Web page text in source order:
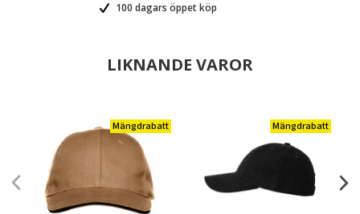
100 dagars öppet köp
LIKNANDE VAROR
Mängdrabatt Mängdrabatt